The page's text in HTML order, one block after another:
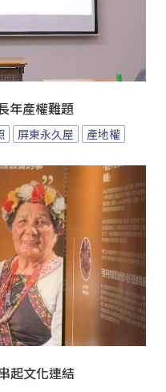
年產權難題
屏東永久屋 產地權
起文化連結